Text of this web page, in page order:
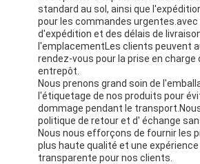
standard au sol, ainsi que
pour les commandes
d'expédition et des délais de
l'emplacementLes clients peuvent
rendez-vous pour la prise en charge
entrepôt.
Nous prenons grand soin de
l'étiquetage de nos produits pour
dommage pendant le
politique de retour et d' échange
Nous nous efforçons de fournir les
plus haute qualité et une
transparente pour nos clients.